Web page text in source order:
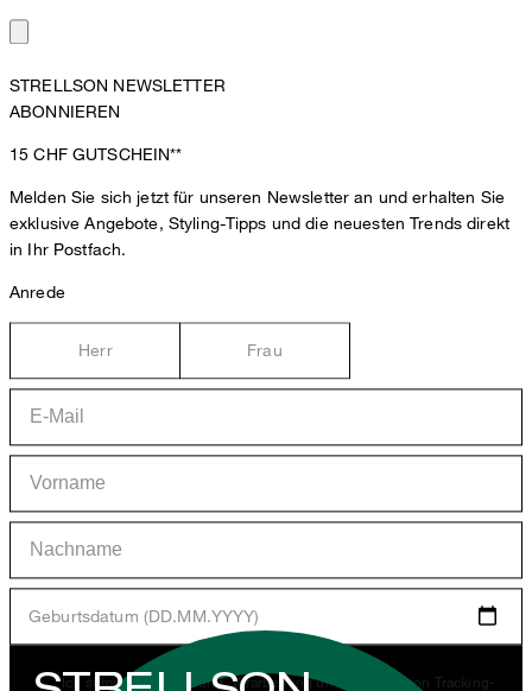
STRELLSON NEWSLETTER
ABONNIEREN
15 CHFGUTSCHEIN**
Melden Sie sich jetzt für unseren Newsletter an und erhalten Sie
exklusive Angebote, Styling-Tipps und die neuesten Trends direkt
in Ihr Postfach.
Anrede
Herr Frau
Geburtsdatum (DD.MM.YYYY)
*Ich stimme der Erhebung, Verarbeitung und Nutzung von Tracking-